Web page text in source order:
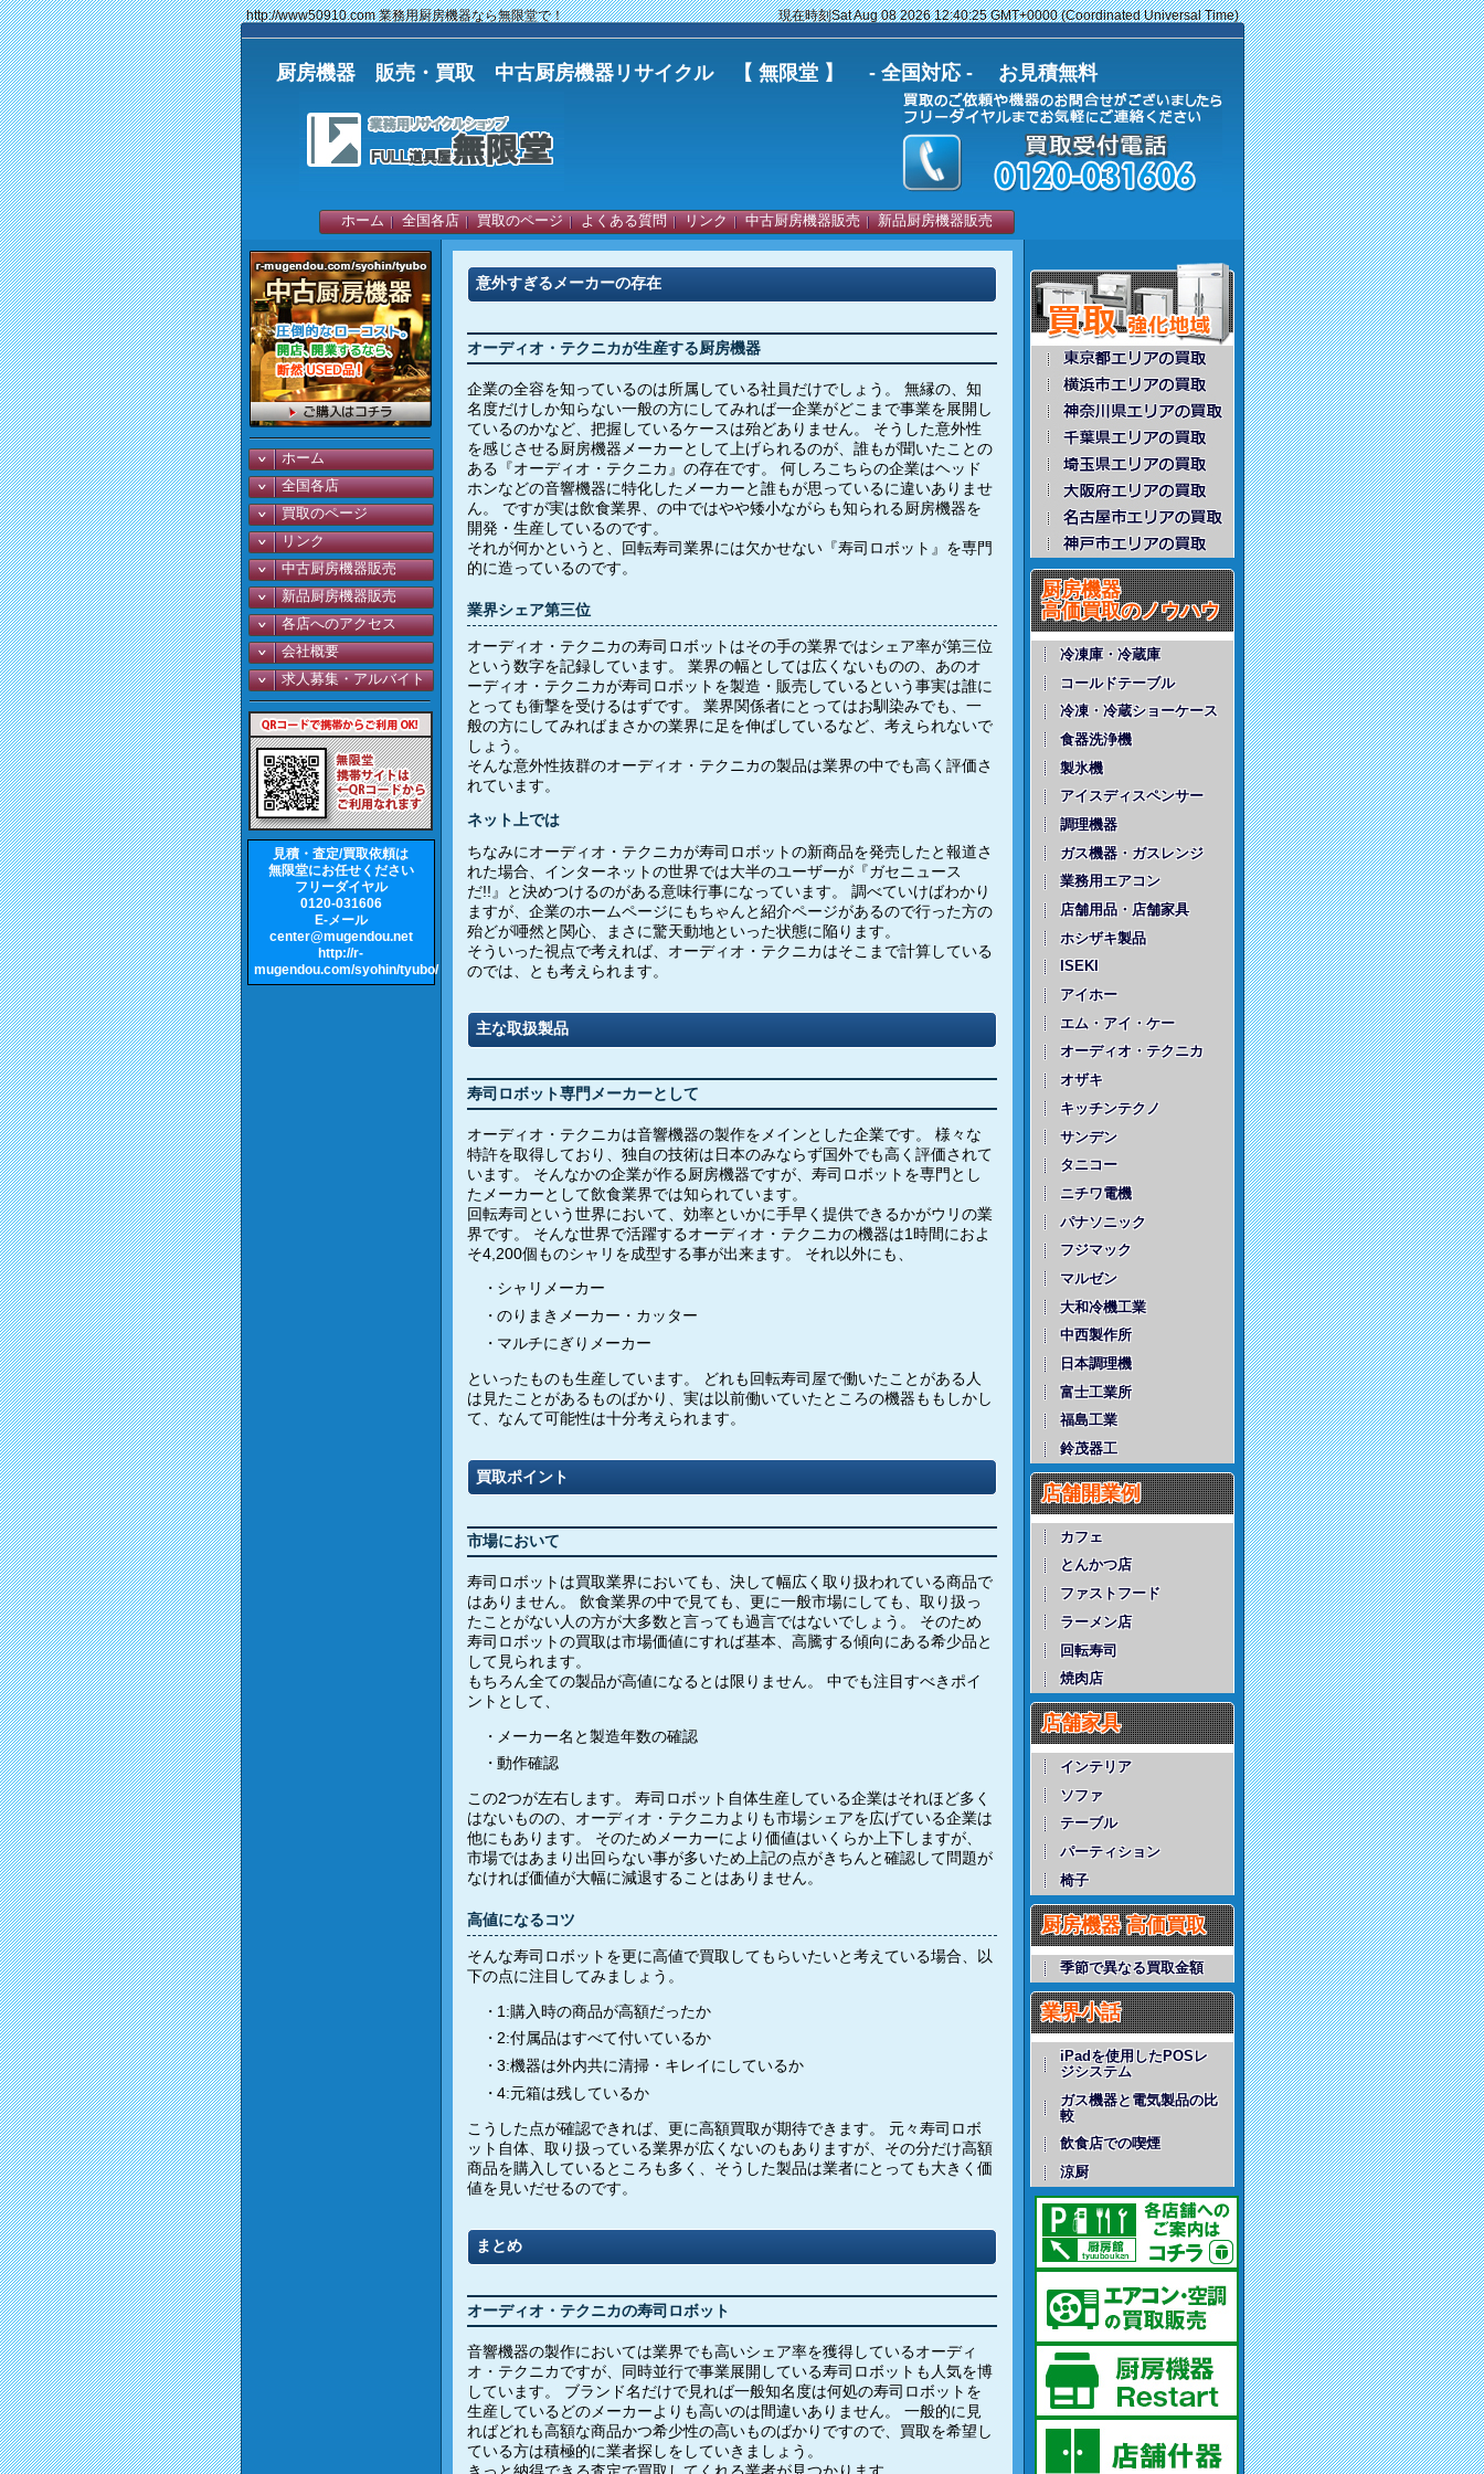
http://www50910.com 業務用厨房機器なら無限堂で！ 現在時刻Sat Aug 08 2026 12:40:25 GMT+0000 (Coordinated Universal Time)
厨房機器 販売・買取 中古厨房機器リサイクル 【 無限堂 】 - 全国対応 - お見積無料
ホーム 全国各店 買取のページ よくある質問 リンク 中古厨房機器販売 新品厨房機器販売
ホーム
全国各店
買取のページ
リンク
中古厨房機器販売
新品厨房機器販売
各店へのアクセス
会社概要
求人募集・アルバイト
見積・査定/買取依頼は
無限堂にお任せください
フリーダイヤル
0120-031606
E-メール
center@mugendou.net
http://r-
mugendou.com/syohin/tyubo/
意外すぎるメーカーの存在
オーディオ・テクニカが生産する厨房機器
企業の全容を知っているのは所属している社員だけでしょう。 無縁の、知
名度だけしか知らない一般の方にしてみれば一企業がどこまで事業を展開し
ているのかなど、把握しているケースは殆どありません。 そうした意外性
を感じさせる厨房機器メーカーとして上げられるのが、誰もが聞いたことの
ある『オーディオ・テクニカ』の存在です。 何しろこちらの企業はヘッド
ホンなどの音響機器に特化したメーカーと誰もが思っているに違いありませ
ん。 ですが実は飲食業界、の中ではやや矮小ながらも知られる厨房機器を
開発・生産しているのです。
それが何かというと、回転寿司業界には欠かせない『寿司ロボット』を専門
的に造っているのです。
業界シェア第三位
オーディオ・テクニカの寿司ロボットはその手の業界ではシェア率が第三位
という数字を記録しています。 業界の幅としては広くないものの、あのオ
ーディオ・テクニカが寿司ロボットを製造・販売しているという事実は誰に
とっても衝撃を受けるはずです。 業界関係者にとってはお馴染みでも、一
般の方にしてみればまさかの業界に足を伸ばしているなど、考えられないで
しょう。
そんな意外性抜群のオーディオ・テクニカの製品は業界の中でも高く評価さ
れています。
ネット上では
ちなみにオーディオ・テクニカが寿司ロボットの新商品を発売したと報道さ
れた場合、インターネットの世界では大半のユーザーが『ガセニュース
だ!!』と決めつけるのがある意味行事になっています。 調べていけばわかり
ますが、企業のホームページにもちゃんと紹介ページがあるので行った方の
殆どが唖然と関心、まさに驚天動地といった状態に陥ります。
そういった視点で考えれば、オーディオ・テクニカはそこまで計算している
のでは、とも考えられます。
主な取扱製品
寿司ロボット専門メーカーとして
オーディオ・テクニカは音響機器の製作をメインとした企業です。 様々な
特許を取得しており、独自の技術は日本のみならず国外でも高く評価されて
います。 そんなかの企業が作る厨房機器ですが、寿司ロボットを専門とし
たメーカーとして飲食業界では知られています。
回転寿司という世界において、効率といかに手早く提供できるかがウリの業
界です。 そんな世界で活躍するオーディオ・テクニカの機器は1時間におよ
そ4,200個ものシャリを成型する事が出来ます。 それ以外にも、
シャリメーカー
のりまきメーカー・カッター
マルチにぎりメーカー
といったものも生産しています。 どれも回転寿司屋で働いたことがある人
は見たことがあるものばかり、実は以前働いていたところの機器ももしかし
て、なんて可能性は十分考えられます。
買取ポイント
市場において
寿司ロボットは買取業界においても、決して幅広く取り扱われている商品で
はありません。 飲食業界の中で見ても、更に一般市場にしても、取り扱っ
たことがない人の方が大多数と言っても過言ではないでしょう。 そのため
寿司ロボットの買取は市場価値にすれば基本、高騰する傾向にある希少品と
して見られます。
もちろん全ての製品が高値になるとは限りません。 中でも注目すべきポイ
ントとして、
メーカー名と製造年数の確認
動作確認
この2つが左右します。 寿司ロボット自体生産している企業はそれほど多く
はないものの、オーディオ・テクニカよりも市場シェアを広げている企業は
他にもあります。 そのためメーカーにより価値はいくらか上下しますが、
市場ではあまり出回らない事が多いため上記の点がきちんと確認して問題が
なければ価値が大幅に減退することはありません。
高値になるコツ
そんな寿司ロボットを更に高値で買取してもらいたいと考えている場合、以
下の点に注目してみましょう。
1:購入時の商品が高額だったか
2:付属品はすべて付いているか
3:機器は外内共に清掃・キレイにしているか
4:元箱は残しているか
こうした点が確認できれば、更に高額買取が期待できます。 元々寿司ロボ
ット自体、取り扱っている業界が広くないのもありますが、その分だけ高額
商品を購入しているところも多く、そうした製品は業者にとっても大きく価
値を見いだせるのです。
まとめ
オーディオ・テクニカの寿司ロボット
音響機器の製作においては業界でも高いシェア率を獲得しているオーディ
オ・テクニカですが、同時並行で事業展開している寿司ロボットも人気を博
しています。 ブランド名だけで見れば一般知名度は何処の寿司ロボットを
生産しているどのメーカーよりも高いのは間違いありません。 一般的に見
ればどれも高額な商品かつ希少性の高いものばかりですので、買取を希望し
ている方は積極的に業者探しをしていきましょう。
厨房機器
高価買取のノウハウ
冷凍庫・冷蔵庫
コールドテーブル
冷凍・冷蔵ショーケース
食器洗浄機
製氷機
アイスディスペンサー
調理機器
ガス機器・ガスレンジ
業務用エアコン
店舗用品・店舗家具
ホシザキ製品
ISEKI
アイホー
エム・アイ・ケー
オーディオ・テクニカ
オザキ
キッチンテクノ
サンデン
タニコー
ニチワ電機
パナソニック
フジマック
マルゼン
大和冷機工業
中西製作所
日本調理機
富士工業所
福島工業
鈴茂器工
店舗開業例
カフェ
とんかつ店
ファストフード
ラーメン店
回転寿司
焼肉店
店舗家具
インテリア
ソファ
テーブル
パーティション
椅子
厨房機器 高価買取
季節で異なる買取金額
業界小話
iPadを使用したPOSレ
ジシステム
ガス機器と電気製品の比
較
飲食店での喫煙
涼厨